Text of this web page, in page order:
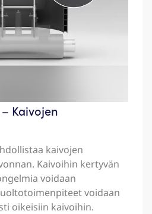
Kaivojen
kaivojen
Kaivoihin kertyvän
voidaan
voidaan
oikeisiin kaivoihin.